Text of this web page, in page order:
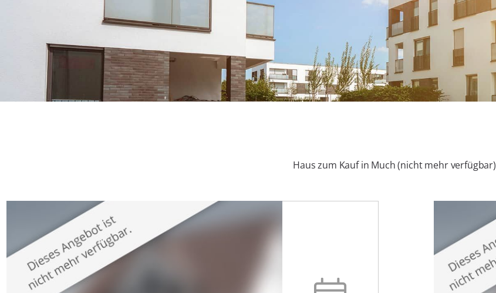
Haus zum Kauf in Much (nicht mehr verfügbar)